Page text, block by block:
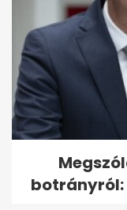
botrányról: